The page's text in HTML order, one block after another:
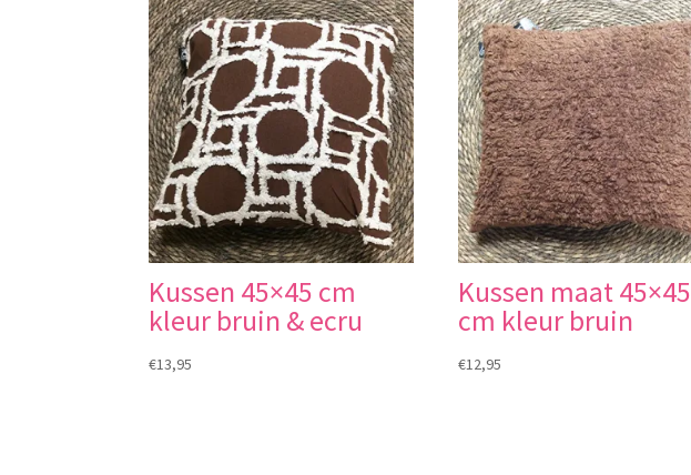
Kussen 45×45 cm
kleur bruin & ecru
€13,95
Kussen maat 45×45
cm kleur bruin
€12,95